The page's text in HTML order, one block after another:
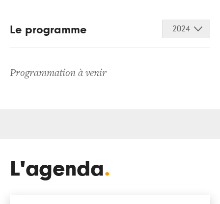
Le programme 2024
Programmation à venir
L'agenda.